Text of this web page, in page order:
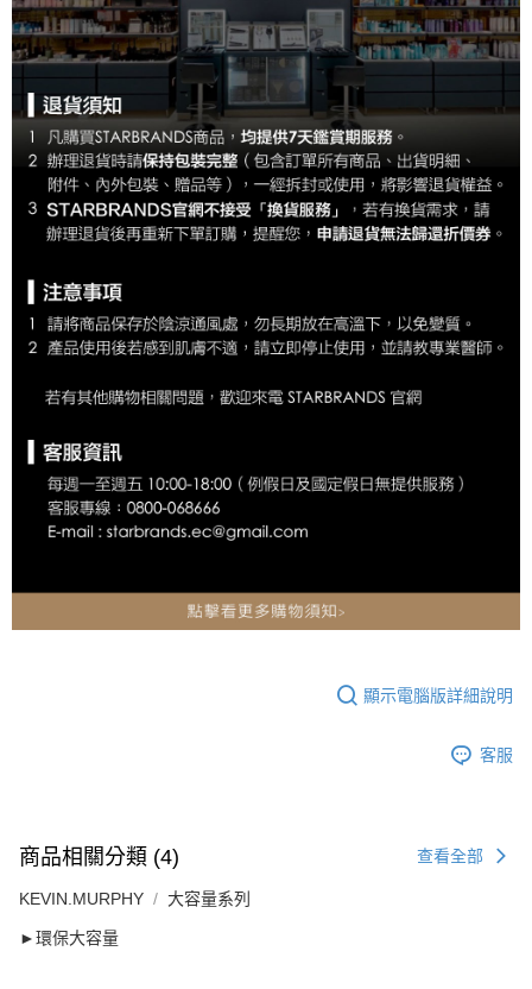
顯示電腦版詳細說明
客服
商品相關分類 (4) 查看全部
KEVIN.MURPHY 大容量系列
►環保大容量